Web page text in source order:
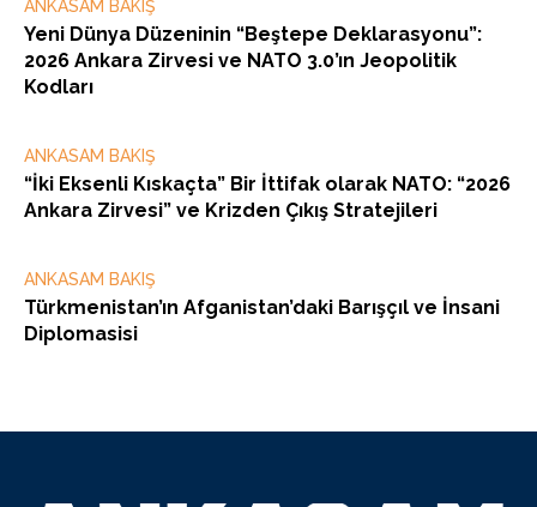
ANKASAM BAKIŞ
Yeni Dünya Düzeninin “Beştepe Deklarasyonu”:
2026 Ankara Zirvesi ve NATO 3.0’ın Jeopolitik
Kodları
ANKASAM BAKIŞ
“İki Eksenli Kıskaçta” Bir İttifak olarak NATO: “2026
Ankara Zirvesi” ve Krizden Çıkış Stratejileri
ANKASAM BAKIŞ
Türkmenistan’ın Afganistan’daki Barışçıl ve İnsani
Diplomasisi